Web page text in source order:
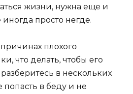
жизни, нужна еще и
иногда просто негде.
плохого
что делать, чтобы его
в нескольких
попасть в беду и не